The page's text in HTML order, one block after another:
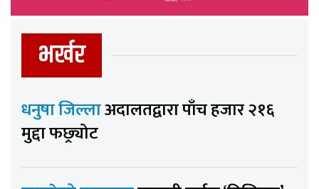
भर्खर
धनुषा जिल्लाअदालतद्वारा पाँच हजार २१६
मुद्दा फछ्र्योट